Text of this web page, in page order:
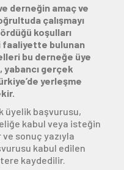
derneğin amaç ve
çalışmayı
koşulları
faaliyette bulunan
bu derneğe üye
yabancı gerçek
yerleşme
üyelik başvurusu,
kabul veya isteğin
sonuç yazıyla
kabul edilen
kaydedilir.